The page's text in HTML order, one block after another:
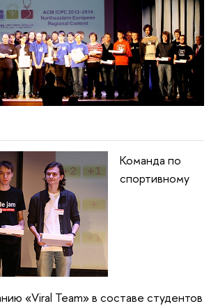
Команда по
спортивному
«Viral Team» в составе студентов